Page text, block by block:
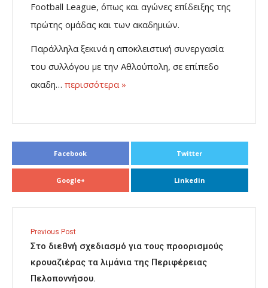
Football League, όπως και αγώνες επίδειξης της
πρώτης ομάδας και των ακαδημιών.
Παράλληλα ξεκινά η αποκλειστική συνεργασία
του συλλόγου με την Αθλούπολη, σε επίπεδο
ακαδη… περισσότερα »
Facebook Twitter
Google+ Linkedin
Previous Post
Στο διεθνή σχεδιασμό για τους προορισμούς
κρουαζιέρας τα λιμάνια της Περιφέρειας
Πελοποννήσου.